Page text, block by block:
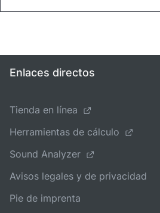
Enlaces directos
Tienda en línea
Herramientas de cálculo
Sound Analyzer
Avisos legales y de privacidad
Pie de imprenta